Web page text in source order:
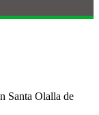
Santa Olalla de